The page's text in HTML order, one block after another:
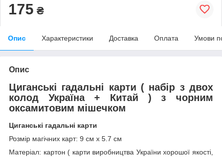
175 ₴
Опис Характеристики Доставка Оплата Умови
Опис
Циганські гадальні карти ( набір з двох
колод Україна + Китай ) з чорним
оксамитовим мішечком
Циганські гадальні карти
Розмір магічних карт: 9 см х 5.7 см
Матеріал: картон ( карти виробництва України хорошої якості,